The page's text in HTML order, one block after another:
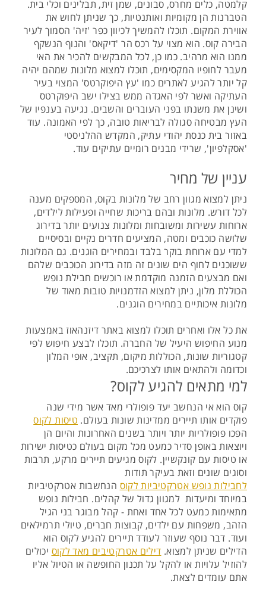
קלמטה, כלים מחרס, סבונים, שמן זית, תבלינים וכלי בית.
הטברנות הן מקומיות ואותנטיות, כך שניתן לחוש את
אווירת המקום. תוכלו להמשיך לכיוון כפר 'זיה' הסמוך לעיר
הבירה קוס. הוא מצוי על רכס הר 'דיקאס' והנוף הנשקף
ממנו הוא מרהיב. כמו כן, לכל המבקשים להכיר את האי
מעבר לחופיו המקסימים, תוכלו למצוא מלונות שמהם יהיה
קל יותר להגיע לאתרים כמו 'עץ היפוקרטס' המצוי בעיר
העתיקה ואשר לפי האגדה ממש בצילו ישב היפוקרטס
ושינן את משנתו בפני העוברים והשבים. נגיעה בענפיו של
העץ מבטיחה סגולה לבריאות טובה, כך לפי האמונה. עוד
באזור בית כנסת יהודי עתיק, המקדש ההלניסטי
'אסקלפיון', שרידי מבנים רומיים עתיקים עוד.
עניין של מחיר
ניתן למצוא מגוון רחב של מלונות בקוס, המספקים מענה
לכל דורש. מלונות ובהם בריכות שחייה ופעילות לילדים,
ארוחות עשירות ומשובחות ומלונות צנועים יותר בדירוג
שלושה כוכבים ומטה, המציעים חדרים נקיים ובסיסיים
למדי עם ארוחת בוקר בלבד ובמחירים הוגנים. גם המלונות
ששוכנים לחוף הים שונים זה מזה בדירוג הכוכבים שלהם
ואם מבצעים הזמנה מוקדמת או רוכשים חבילת נופש
הכוללת מלון, ניתן למצוא הזדמנויות טובות מאוד של
מלונות איכותיים במחירים הוגנים.
את כל אלו ואחרים תוכלו למצוא באתר דיזנהאוז באמצעות
מנוע החיפוש היעיל של החברה. תוכלו לבצע חיפוש לפי
קטגוריות שונות, הכוללות מיקום, תקציב, אופי המלון
וכדומה ולהתאים אותו לצרכיכם.
למי מתאים להגיע לקוס?
קוס הוא אי הנחשב יעד פופולרי מאד אשר מידי שנה
פוקדים אותו תיירים ממדינות שונות בעולם. טיסות לקוס
הפכו פופולריות יותר ויותר בשנים האחרונות והיום הן
ויוצאות באופן סדיר כמעט מכל מקום בעולם כטיסות ישירות
או טיסות עם קונקשיין. לקוס מגיעים תיירים מרקע, תרבות
וסוגים שונים וזאת בעיקר תודות
לחבילות נופש אטרקטיביות לקוס הנחשבות אטרקטיביות
במיוחד ומיעדות למגוון גדול של קהלים. חבילות נופש
מתאימות כמעט לכל אחד ואחת - קהל מבוגר בני הגיל
הזהב, משפחות עם ילדים, קבוצות חברים, טיולי תרמילאים
ועוד. דבר נוסף שעוזר לעודד תיירים להגיע לקוס הוא
הדילים שניתן למצוא. דילים אטרקטיבים מאד לקוס יכולים
להוזיל עלויות או להקל על תכנון החופשה או הטיול אליו
אתם עומדים לצאת.